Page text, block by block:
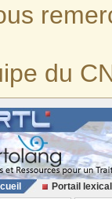
du
Portail lexical